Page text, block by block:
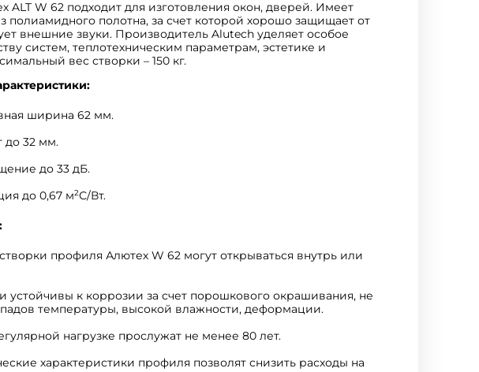
ALT W 62 подходит для изготовления окон, дверей. Имеет
полиамидного полотна, за счет которой хорошо защищает от
внешние звуки. Производитель Alutech уделяет особое
систем, теплотехническим параметрам, эстетике и
вес створки – 150 кг.
ширина 62 мм.
до 32 мм.
до 33 дБ.
до 0,67 м2С/Вт.
профиля Алютех W 62 могут открываться внутрь или
устойчивы к коррозии за счет порошкового окрашивания, не
температуры, высокой влажности, деформации.
нагрузке прослужат не менее 80 лет.
характеристики профиля позволят снизить расходы на